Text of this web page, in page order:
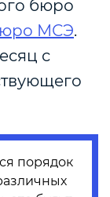
бюро
МСЭ.
с
порядок